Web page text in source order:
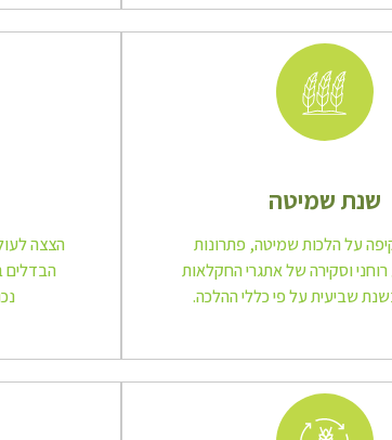
שנת שמיטה
על הלכות שמיטה, פתרונות
וסקירה של אתגרי החקלאות
שביעית על פי כללי ההלכה.
הצצה
הבדלים